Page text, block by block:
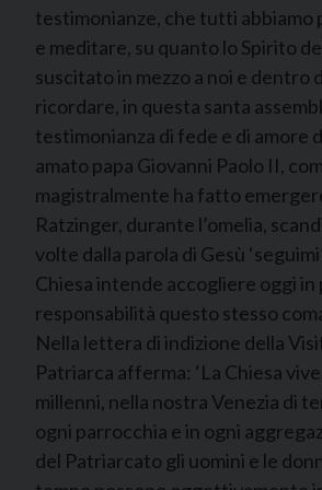
testimonianze, che tutti abbiamo
e meditare, su quanto lo Spirito
suscitato in mezzo a noi e dentro
ricordare, in questa santa
testimonianza di fede e di amore
amato papa Giovanni Paolo II,
magistralmente ha fatto
Ratzinger, durante l’omelia,
volte dalla parola di Gesù
Chiesa intende accogliere oggi in
responsabilità questo stesso
Nella lettera di indizione della
Patriarca afferma: ‘La Chiesa
millenni, nella nostra Venezia di
ogni parrocchia e in ogni
del Patriarcato gli uomini e le